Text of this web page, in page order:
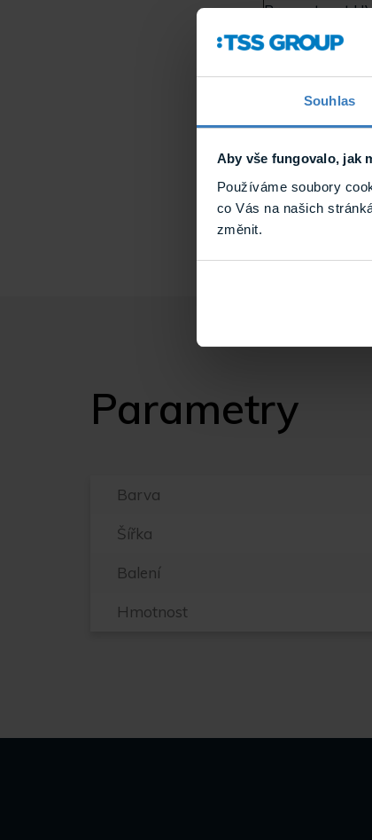
Souhlas
Aby vše fungovalo, jak
Používáme soubory
co Vás na našich
změnit.
Propustnost
Propustnost
Propustnost
Absorbování
Odraz sluneční
Tloušťka:
Délka role:
Parametry
Barva
Šířka
Balení
Hmotnost